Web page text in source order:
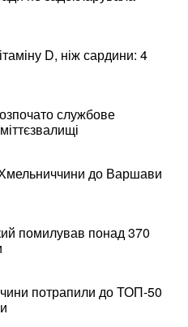
D, ніж сардини: 4
службове
до Варшави
помилував понад 370
потрапили до ТОП-50